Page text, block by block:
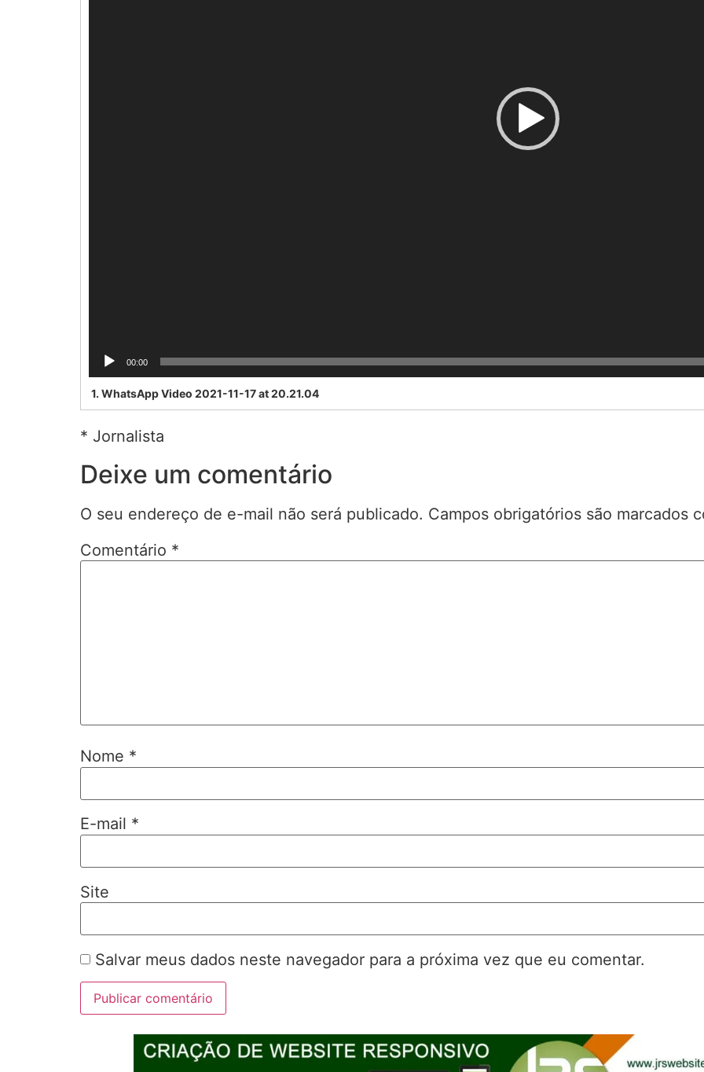
00:00
1. WhatsApp Video 2021-11-17 at 20.21.04
* Jornalista
Deixe um comentário
O seu endereço de e-mail não será publicado. Campos obrigatórios são marcados
Comentário *
Nome *
E-mail *
Site
Salvar meus dados neste navegador para a próxima vez que eu comentar.